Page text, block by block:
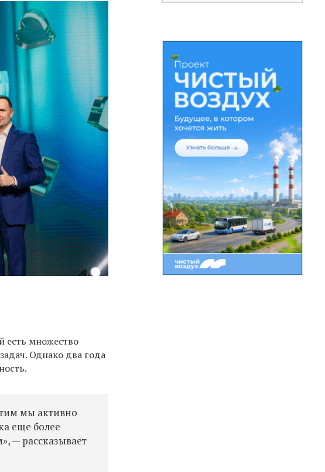
есть множество
Однако два года
мы активно
еще более
— рассказывает